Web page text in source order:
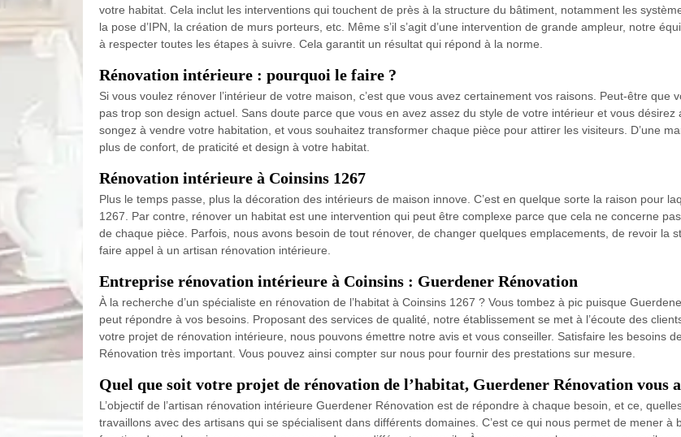
votre habitat. Cela inclut les interventions qui touchent de près à la structure du bâtiment, notamment les
la pose d’IPN, la création de murs porteurs, etc. Même s’il s’agit d’une intervention de grande ampleur, notre
à respecter toutes les étapes à suivre. Cela garantit un résultat qui répond à la norme.
Rénovation intérieure : pourquoi le faire ?
Si vous voulez rénover l’intérieur de votre maison, c’est que vous avez certainement vos raisons. Peut-être que
pas trop son design actuel. Sans doute parce que vous en avez assez du style de votre intérieur et vous
songez à vendre votre habitation, et vous souhaitez transformer chaque pièce pour attirer les visiteurs. D’une
plus de confort, de praticité et design à votre habitat.
Rénovation intérieure à Coinsins 1267
Plus le temps passe, plus la décoration des intérieurs de maison innove. C’est en quelque sorte la raison pour
1267. Par contre, rénover un habitat est une intervention qui peut être complexe parce que cela ne concerne
de chaque pièce. Parfois, nous avons besoin de tout rénover, de changer quelques emplacements, de revoir la
faire appel à un artisan rénovation intérieure.
Entreprise rénovation intérieure à Coinsins : Guerdener Rénovation
À la recherche d’un spécialiste en rénovation de l’habitat à Coinsins 1267 ? Vous tombez à pic puisque
peut répondre à vos besoins. Proposant des services de qualité, notre établissement se met à l’écoute des
votre projet de rénovation intérieure, nous pouvons émettre notre avis et vous conseiller. Satisfaire les besoins
Rénovation très important. Vous pouvez ainsi compter sur nous pour fournir des prestations sur mesure.
Quel que soit votre projet de rénovation de l’habitat, Guerdener Rénovation vous
L’objectif de l’artisan rénovation intérieure Guerdener Rénovation est de répondre à chaque besoin, et ce,
travaillons avec des artisans qui se spécialisent dans différents domaines. C’est ce qui nous permet de mener